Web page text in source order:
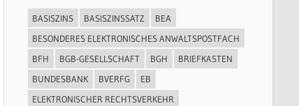
BASISZINS BASISZINSSATZ
BEA
BESONDERES ELEKTRONISCHES ANWALTSPOSTFACH
BFH
BGB-GESELLSCHAFT BGH
BRIEFKASTEN
BUNDESBANK
BVERFG
EB
ELEKTRONISCHER RECHTSVERKEHR